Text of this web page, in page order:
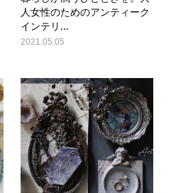
人女性のためのアンティーク
インテリ...
2021.05.05